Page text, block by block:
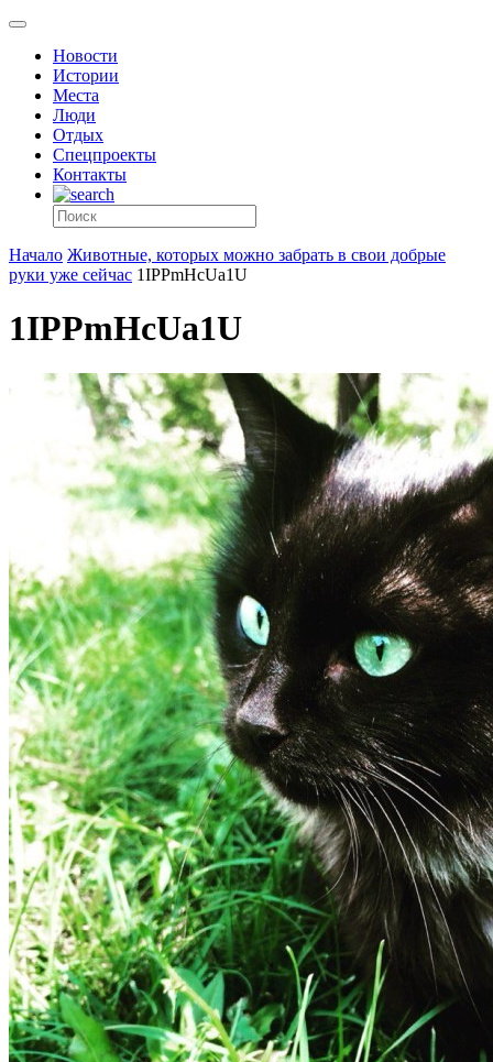
Новости
Истории
Места
Люди
Отдых
Спецпроекты
Контакты
Начало Животные, которых можно забрать в свои добрые
руки уже сейчас 1IPPmHcUa1U
1IPPmHcUa1U